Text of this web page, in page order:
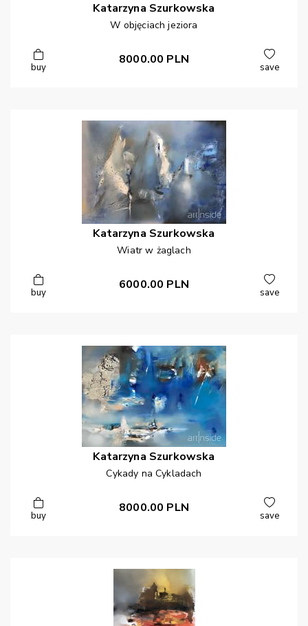
Katarzyna Szurkowska
W objęciach jeziora
buy
8000.00 PLN
save
Katarzyna Szurkowska
Wiatr w żaglach
buy
6000.00 PLN
save
Katarzyna Szurkowska
Cykady na Cykladach
buy
8000.00 PLN
save